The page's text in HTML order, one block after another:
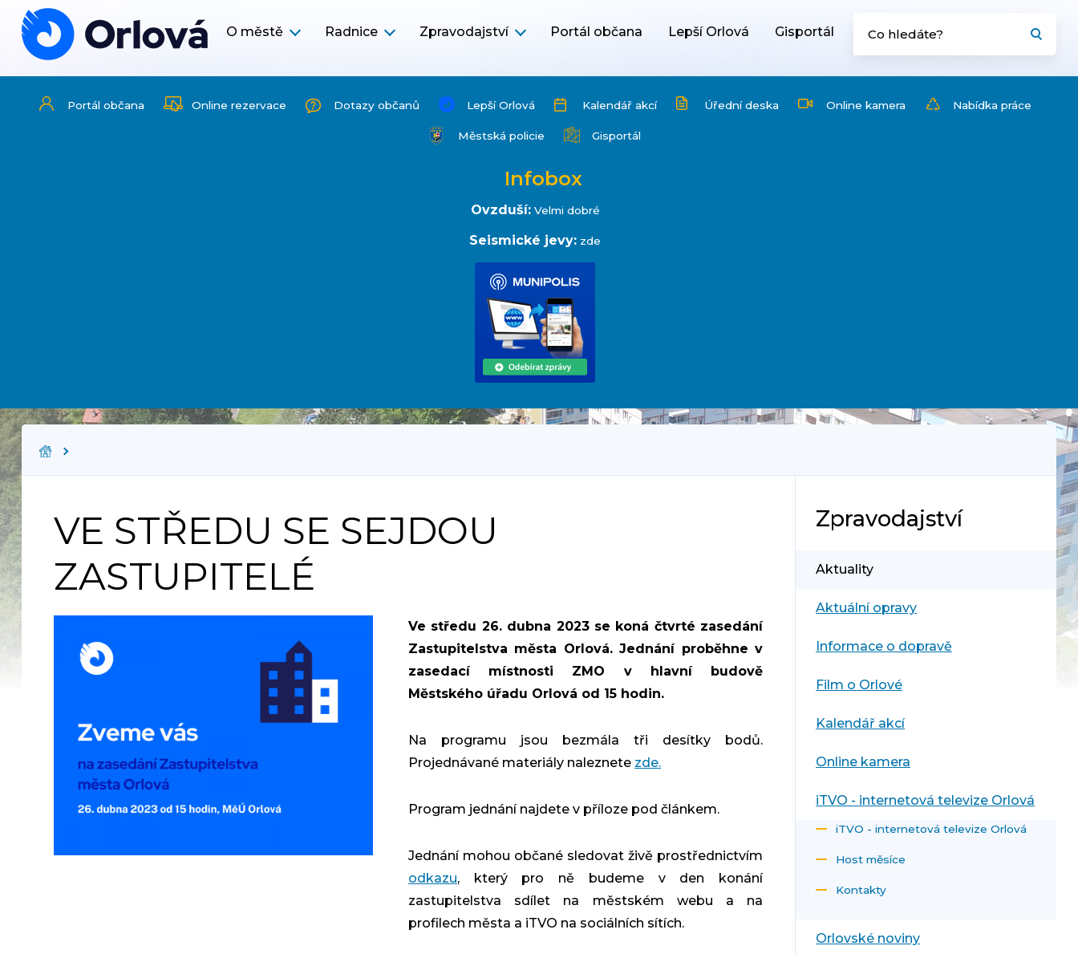
O městě Radnice Zpravodajství Portál občana Lepší Orlová Gisportál
Portál občana Online rezervace Dotazy občanů Lepší Orlová Kalendář akcí Úřední deska Online kamera Nabídka práce
Městská policie Gisportál
Infobox
Ovzduší: Velmi dobré
Seismické jevy: zde
VE STŘEDU SE SEJDOU
ZASTUPITELÉ
Ve středu 26. dubna 2023 se koná čtvrté zasedání
Zastupitelstva města Orlová. Jednání proběhne v
zasedací místnosti ZMO v hlavní budově
Městského úřadu Orlová od 15 hodin.
Na programu jsou bezmála tři desítky bodů.
Projednávané materiály naleznete zde.
Program jednání najdete v příloze pod článkem.
Jednání mohou občané sledovat živě prostřednictvím
odkazu, který pro ně budeme v den konání
zastupitelstva sdílet na městském webu a na
profilech města a iTVO na sociálních sítích.
Zpravodajství
Aktuality
Aktuální opravy
Informace o dopravě
Film o Orlové
Kalendář akcí
Online kamera
iTVO - internetová televize Orlová
iTVO - internetová televize Orlová
Host měsíce
Kontakty
Orlovské noviny